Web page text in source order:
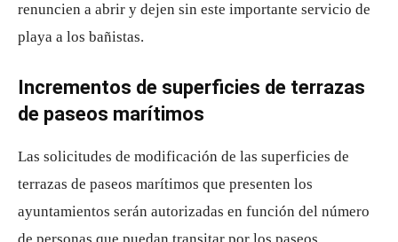
renuncien a abrir y dejen sin este importante servicio de
playa a los bañistas.
Incrementos de superficies de terrazas
de paseos marítimos
Las solicitudes de modificación de las superficies de
terrazas de paseos marítimos que presenten los
ayuntamientos serán autorizadas en función del número